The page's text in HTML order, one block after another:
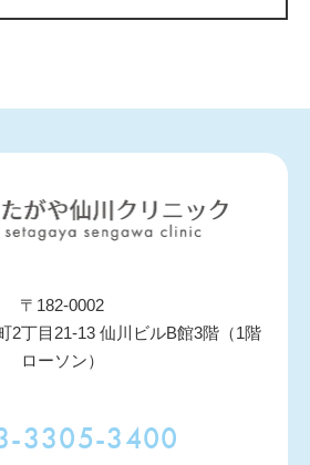
〒182-0002
2丁目21-13 仙川ビルB館3階（1階
ローソン）
3305-3400